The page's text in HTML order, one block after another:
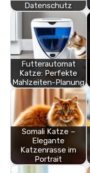
Datenschutz
Futterautomat
Katze: Perfekte
Mahlzeiten-Planung
Somali Katze –
Elegante
Katzenrasse im
Portrait